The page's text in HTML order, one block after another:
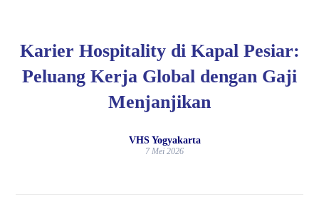
Karier Hospitality di Kapal Pesiar:
Peluang Kerja Global dengan Gaji
Menjanjikan
VHS Yogyakarta
7 Mei 2026